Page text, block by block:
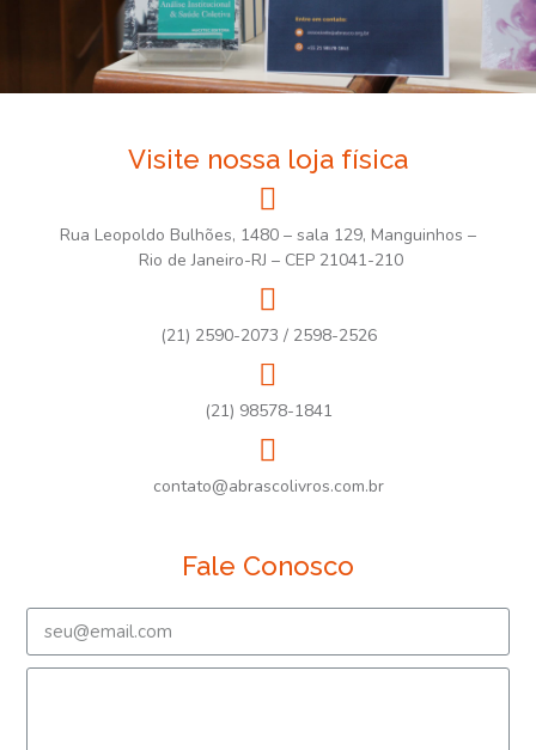
Visite nossa loja física
Rua Leopoldo Bulhões, 1480 – sala 129, Manguinhos –
Rio de Janeiro-RJ – CEP 21041-210
(21) 2590-2073 / 2598-2526
(21) 98578-1841
contato@abrascolivros.com.br
Fale Conosco